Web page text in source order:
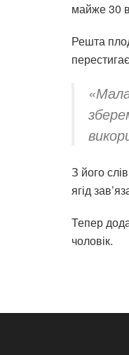
майже 30
Решта
З його
ягід
Тепер
чоловік.